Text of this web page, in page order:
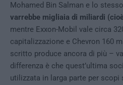
Mohamed Bin Salman e lo
varrebbe migliaia di miliardi
mentre Exxon-Mobil vale circa
capitalizzazione e Chevron 160
scritto produce ancora di più –
differenza è che quest’ultima
utilizzata in larga parte per